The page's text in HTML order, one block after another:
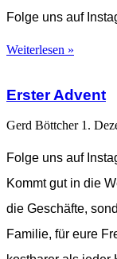
Folge uns auf
Weiterlesen »
Erster Advent
Gerd Böttcher 1.
Folge uns auf
Kommt gut in die
die Geschäfte,
Familie, für eure